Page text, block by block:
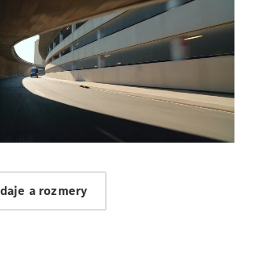
/ 00:00
a rozmery